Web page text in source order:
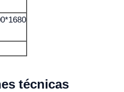
técnicas